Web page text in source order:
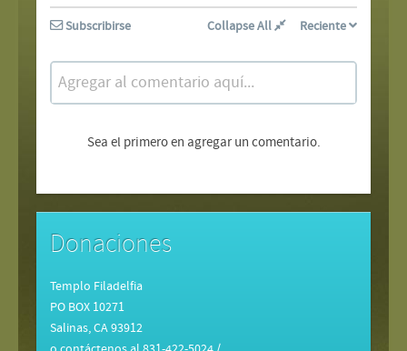
Subscribirse Reciente
Collapse All
Agregar al comentario aquí...
Sea el primero en agregar un comentario.
Donaciones
Templo Filadelfia
PO BOX 10271
Salinas, CA 93912